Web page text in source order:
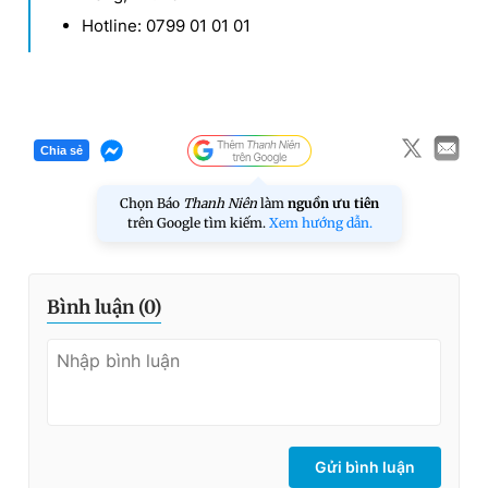
Hotline: 0799 01 01 01
Chia sẻ
Chọn Báo Thanh Niên làm nguồn ưu tiên
trên Google tìm kiếm. Xem hướng dẫn.
Bình luận (0)
Gửi bình luận